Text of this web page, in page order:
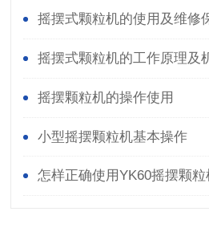
摇摆式颗粒机的使用及维修
摇摆式颗粒机的工作原理及
摇摆颗粒机的操作使用
小型摇摆颗粒机基本操作
怎样正确使用YK60摇摆颗粒